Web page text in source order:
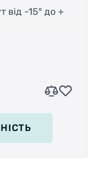
від -15° до +